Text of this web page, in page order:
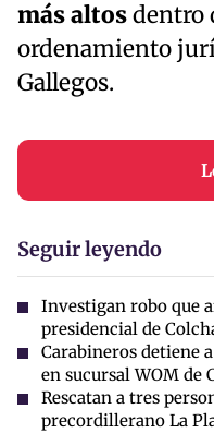
más altosdentro
ordenamiento
Gallegos.
Seguir leyendo
Investigan robo que
presidencial de
Carabineros detiene
en sucursal WOM de
Rescatan a tres
precordillerano La